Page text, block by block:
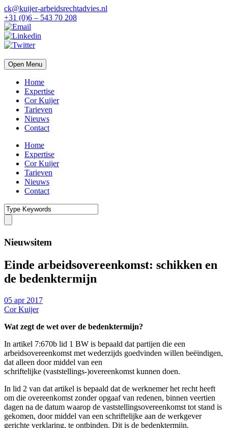
ck@kuijer-arbeidsrechtadvies.nl
+31 (0)6 – 543 70 208
Open Menu
Home
Expertise
Cor Kuijer
Tarieven
Nieuws
Contact
Home
Expertise
Cor Kuijer
Tarieven
Nieuws
Contact
Nieuwsitem
Einde arbeidsovereenkomst: schikken en
de bedenktermijn
05 apr 2017
Cor Kuijer
Wat zegt de wet over de bedenktermijn?
In artikel 7:670b lid 1 BW is bepaald dat partijen die een
arbeidsovereenkomst met wederzijds goedvinden willen beëindigen,
dat alleen door middel van een
schriftelijke (vaststellings-)overeenkomst kunnen doen.
In lid 2 van dat artikel is bepaald dat de werknemer het recht heeft
om die overeenkomst zonder opgaaf van redenen, binnen veertien
dagen na de datum waarop de vaststellingsovereenkomst tot stand is
gekomen, door middel van een schriftelijke aan de werkgever
gerichte verklaring, te ontbinden. Dit is de bedenktermijn.